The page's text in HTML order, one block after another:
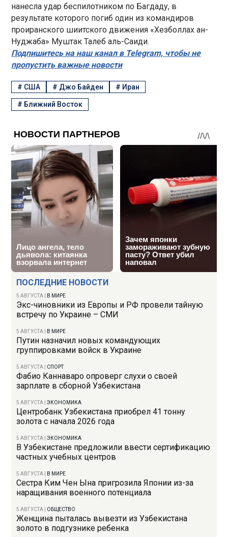
ПОСЛЕДНИЕ НОВОСТИ
5 АВГУСТА В МИРЕ
Экс-чиновники из Европы и РФ провели тайную
встречу по Украине – СМИ
5 АВГУСТА В МИРЕ
Путин назначил новых командующих
группировками войск в Украине
5 АВГУСТА СПОРТ
Фабио Каннаваро опроверг слухи о своей
зарплате в сборной Узбекистана
5 АВГУСТА |ЭКОНОМИКА
Центробанк Узбекистана приобрел 41 тонну
золота с начала 2026 года
5 АВГУСТА |ЭКОНОМИКА
В Узбекистане предложили ввести сертификацию
частных учебных центров
5 АВГУСТА В МИРЕ
Сестра Ким Чен Ына пригрозила Японии из-за
наращивания военного потенциала
5 АВГУСТА ОБЩЕСТВО
Женщина пыталась вывезти из Узбекистана
золото в подгузнике ребенка
нанесла удар беспилотником по Багдаду, в
результате которого погиб один из командиров
проиранского шиитского движения «Хезболлах ан-
Нуджаба» Муштак Талеб аль-Саиди.
Подпишитесь на наш канал в Telegram, чтобы не
пропустить важные новости
# США # Джо Байден # Иран
# Ближний Восток